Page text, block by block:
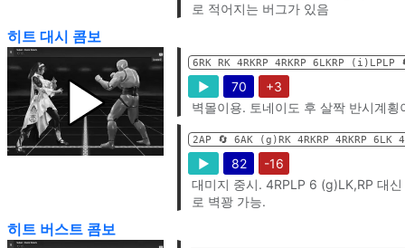
로 적어지는 버그가 있음
히트 대시 콤보
6RK RK 4RKRP 4RKRP 6LKRP (i)LPLP
▶ 70
+3
벽몰이용. 토네이도 후 살짝 반시계횡
2AP 🔄️ 6AK (g)RK 4RKRP 4RKRP 6LK
▶ 82
-16
대미지 중시. 4RPLP 6 (g)LK,RP 대
로 벽꽝 가능.
히트 버스트 콤보